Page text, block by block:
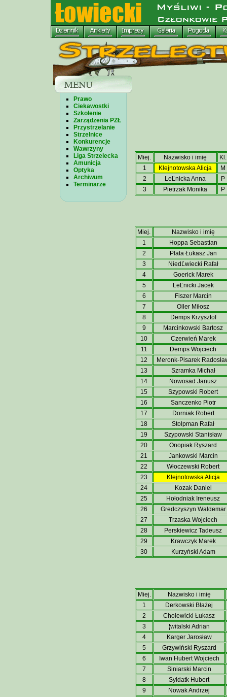
Prawo
Ciekawostki
Szkolenie
Zarządzenia PZŁ
Przystrzelanie
Strzelnice
Konkurencje
Wawrzyny
Liga Strzelecka
Amunicja
Optyka
Archiwum
Terminarze
Miej. Nazwisko i imię
Kl.
1
Klejnotowska Alicja
M
2
LeĽnicka Anna
P
3
Pietrzak Monika P
Miej.
Nazwisko i imię
1
Hoppa Sebastian
2
Plata Łukasz Jan
3
NiedĽwiecki Rafał
4
Goerick Marek
5
LeĽnicki Jacek
6
Fiszer Marcin
7
Oller Miłosz
8
Demps Krzysztof
9
Marcinkowski Bartosz
10
Czerwień Marek
11
Demps Wojciech
12
Meronk-Pisarek
13
Szramka Michał
14
Nowosad Janusz
15
Szypowski Robert
16
Sanczenko Piotr
17
Dorniak Robert
18
Stolpman Rafał
19
Szypowski Stanisław
20
Onopiak Ryszard
21
Jankowski Marcin
22
Włoczewski Robert
23
Klejnotowska Alicja
24
Kozak Daniel
25
Hołodniak Ireneusz
26
Gredczyszyn Waldemar
27
Trzaska Wojciech
28
Perskiewicz Tadeusz
29
Krawczyk Marek
30
Kurzyński Adam
Miej.
Nazwisko i imię
1
Derkowski Błażej
2
Cholewicki Łukasz
3
¦witalski Adrian
4
Karger Jarosław
5
Grzywiński Ryszard
6
Iwan Hubert Wojciech
7
Siniarski Marcin
8
Syldatk Hubert
9
Nowak Andrzej